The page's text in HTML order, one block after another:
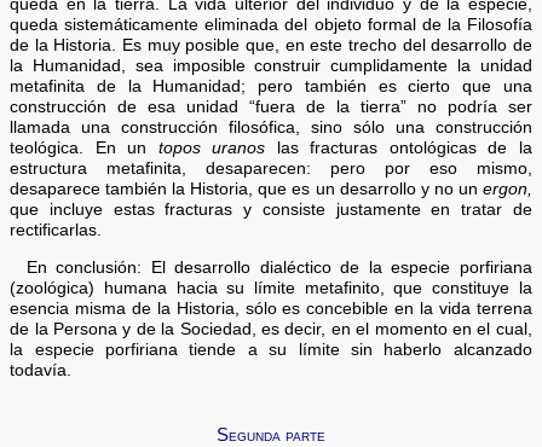
queda en la tierra. La vida ulterior del individuo y de la especie,
queda sistemáticamente eliminada del objeto formal de la Filosofía
de la Historia. Es muy posible que, en este trecho del desarrollo de
la Humanidad, sea imposible construir cumplidamente la unidad
metafinita de la Humanidad; pero también es cierto que una
construcción de esa unidad “fuera de la tierra” no podría ser
llamada una construcción filosófica, sino sólo una construcción
teológica. En un topos uranos las fracturas ontológicas de la
estructura metafinita, desaparecen: pero por eso mismo,
desaparece también la Historia, que es un desarrollo y no un ergon,
que incluye estas fracturas y consiste justamente en tratar de
rectificarlas.
En conclusión: El desarrollo dialéctico de la especie porfiriana
(zoológica) humana hacia su límite metafinito, que constituye la
esencia misma de la Historia, sólo es concebible en la vida terrena
de la Persona y de la Sociedad, es decir, en el momento en el cual,
la especie porfiriana tiende a su límite sin haberlo alcanzado
todavía.
Segunda parte